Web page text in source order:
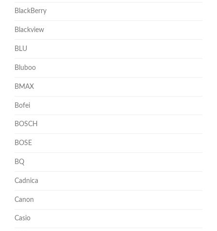
BlackBerry
Blackview
BLU
Bluboo
BMAX
Bofei
BOSCH
BOSE
BQ
Cadnica
Canon
Casio